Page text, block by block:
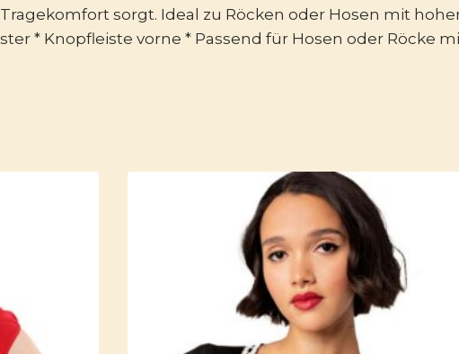
sorgt. Ideal zu Röcken oder Hosen mit
* Knopfleiste vorne * Passend für Hosen oder Röcke